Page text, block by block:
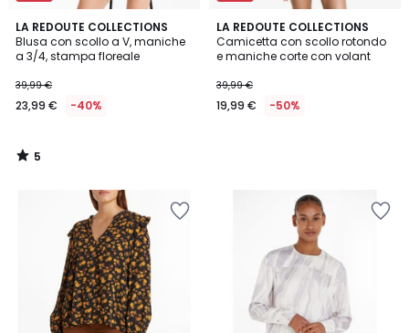
LA REDOUTE COLLECTIONS
Blusa con scollo a V, maniche
a 3/4, stampa floreale
39,99 €
23,99 € -40%
5
/
5
5
/
LA REDOUTE COLLECTIONS
Camicetta con scollo rotondo
e maniche corte con volant
39,99 €
19,99 € -50%